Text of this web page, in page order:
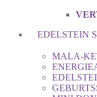
EDELSTEIN
MALA-